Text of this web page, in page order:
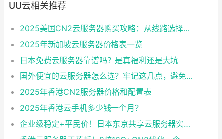
UU云相关推荐
2025美国CN2云服务器购买攻略：从线路选择到实操最全指南
2025年新加坡云服务器价格表一览
日本免费云服务器靠谱吗？是真福利还是大坑
国外便宜的云服务器怎么选？牢记这几点，避免踩坑
2025年香港CN2服务器价格和配置表
2025年香港云手机多少钱一个月？
企业级稳定+平民价！日本东京共享云服务器实测：CentOS 7.9系统+资源隔离，稳定性达99.99%